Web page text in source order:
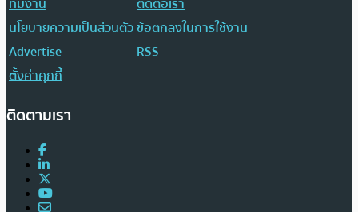
ทีมงาน
ติดต่อเรา
นโยบายความเป็นส่วนตัวข้อตกลงในการใช้งาน
Advertise
RSS
ตั้งค่าคุกกี้
ติดตามเรา